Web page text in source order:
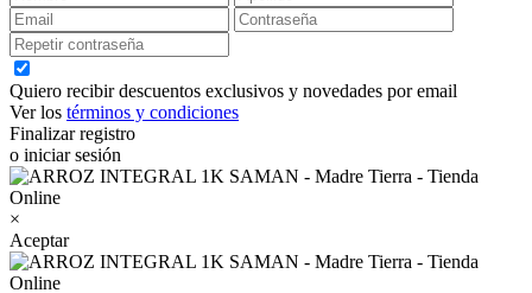
Quiero recibir descuentos exclusivos y novedades por email
Ver los términos y condiciones
Finalizar registro
o iniciar sesión
×
Aceptar